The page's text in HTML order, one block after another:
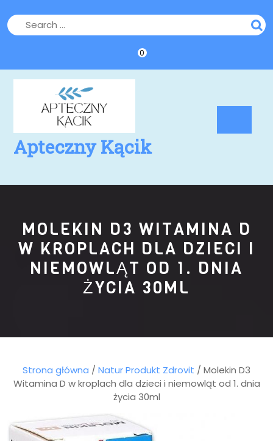
to
content
0
Apteczny Kącik
MOLEKIN D3 WITAMINA D
W KROPLACH DLA DZIECI I
NIEMOWLĄT OD 1. DNIA
ŻYCIA 30ML
Strona główna / Natur Produkt Zdrovit / Molekin D3
Witamina D w kroplach dla dzieci i niemowląt od 1. dnia
życia 30ml